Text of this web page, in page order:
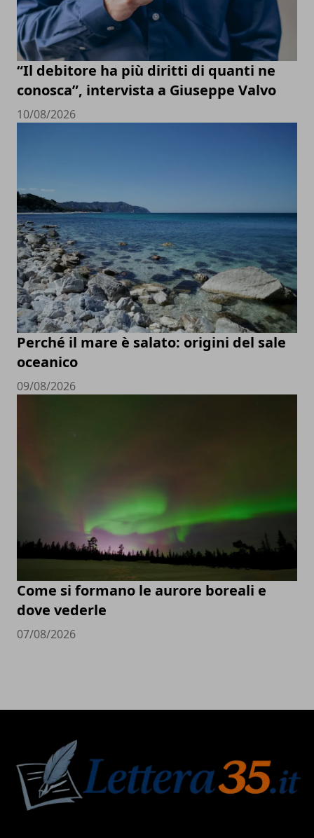
“Il debitore ha più diritti di quanti ne
conosca”, intervista a Giuseppe Valvo
10/08/2026
Perché il mare è salato: origini del sale
oceanico
09/08/2026
Come si formano le aurore boreali e
dove vederle
07/08/2026